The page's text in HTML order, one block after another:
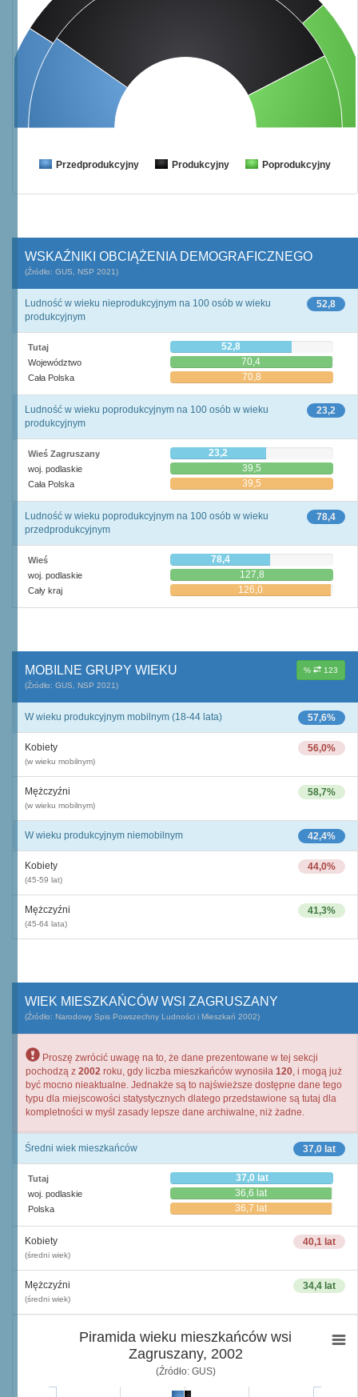
Przedprodukcyjny Produkcyjny Poprodukcyjny
WSKAŹNIKI OBCIĄŻENIA DEMOGRAFICZNEGO
(Źródło: GUS, NSP 2021)
52,8
Ludność w wieku nieprodukcyjnym na 100 osób w wieku
produkcyjnym
Tutaj 52,8
Województwo 70,4
Cała Polska 70,8
23,2
Ludność w wieku poprodukcyjnym na 100 osób w wieku
produkcyjnym
Wieś Zagruszany 23,2
woj. podlaskie 39,5
Cała Polska 39,5
78,4
Ludność w wieku poprodukcyjnym na 100 osób w wieku
przedprodukcyjnym
Wieś 78,4
woj. podlaskie 127,8
Cały kraj 126,0
% 123
MOBILNE GRUPY WIEKU
(Źródło: GUS, NSP 2021)
57,6%
W wieku produkcyjnym mobilnym (18-44 lata)
56,0%
Kobiety
(w wieku mobilnym)
58,7%
Mężczyźni
(w wieku mobilnym)
42,4%
W wieku produkcyjnym niemobilnym
44,0%
Kobiety
(45-59 lat)
41,3%
Mężczyźni
(45-64 lata)
WIEK MIESZKAŃCÓW WSI ZAGRUSZANY
(Źródło: Narodowy Spis Powszechny Ludności i Mieszkań 2002)
Proszę zwrócić uwagę na to, że dane prezentowane w tej sekcji
pochodzą z 2002 roku, gdy liczba mieszkańców wynosiła 120, i mogą już
być mocno nieaktualne. Jednakże są to najświeższe dostępne dane tego
typu dla miejscowości statystycznych dlatego przedstawione są tutaj dla
kompletności w myśl zasady lepsze dane archiwalne, niż żadne.
37,0 lat
Średni wiek mieszkańców
Tutaj 37,0 lat
woj. podlaskie 36,6 lat
Polska 36,7 lat
40,1 lat
Kobiety
(średni wiek)
34,4 lat
Mężczyźni
(średni wiek)
Piramida wieku mieszkańców wsi
Zagruszany, 2002
(Źródło: GUS)